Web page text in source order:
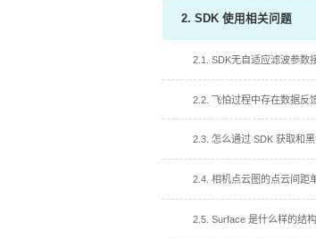
2. SDK 使用相关问题